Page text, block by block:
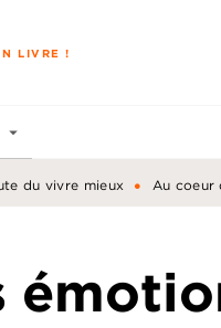
LIVRE !
arrow_drop_down
du vivre mieux • Au coeur